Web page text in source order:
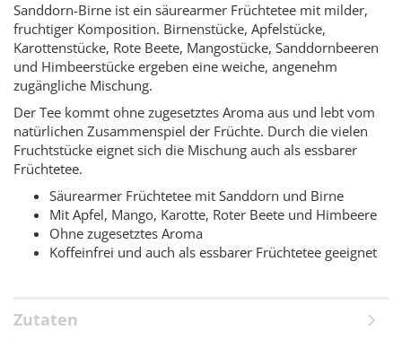
Sanddorn-Birne ist ein säurearmer Früchtetee mit milder,
fruchtiger Komposition. Birnenstücke, Apfelstücke,
Karottenstücke, Rote Beete, Mangostücke, Sanddornbeeren
und Himbeerstücke ergeben eine weiche, angenehm
zugängliche Mischung.
Der Tee kommt ohne zugesetztes Aroma aus und lebt vom
natürlichen Zusammenspiel der Früchte. Durch die vielen
Fruchtstücke eignet sich die Mischung auch als essbarer
Früchtetee.
Säurearmer Früchtetee mit Sanddorn und Birne
Mit Apfel, Mango, Karotte, Roter Beete und Himbeere
Ohne zugesetztes Aroma
Koffeinfrei und auch als essbarer Früchtetee geeignet
Zutaten